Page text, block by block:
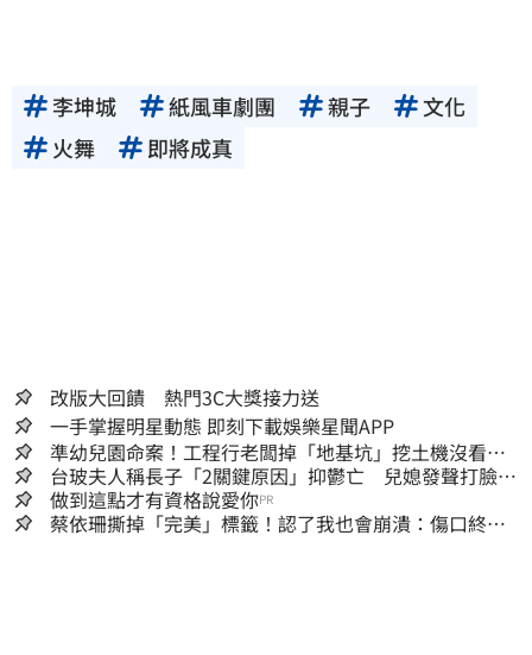
李坤城 紙風車劇團 親子
文化
火舞
即將成真
改版大回饋 熱門3C大獎接力送
一手掌握明星動態 即刻下載娛樂星聞APP
準幼兒園命案！工程行老闆掉「地基坑」挖土機沒看
到…下土石活埋他
台玻夫人稱長子「2關鍵原因」抑鬱亡 兒媳發聲打臉：
我從來不信⋯
做到這點才有資格說愛你PR
蔡依珊撕掉「完美」標籤！認了我也會崩潰：傷口終究